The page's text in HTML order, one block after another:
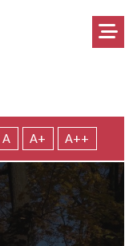
kontrastowa
domyślna
A A+ A++